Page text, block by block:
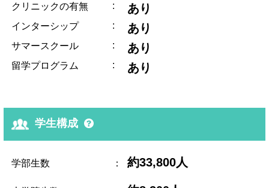
クリニックの有無 : あり
インターシップ : あり
サマースクール : あり
留学プログラム : あり
学生構成
学部生数 ： 約33,800人